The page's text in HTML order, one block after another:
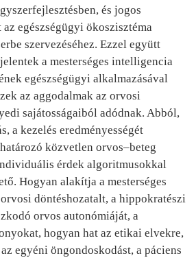
és jogos
egészségügyi ökoszisztéma
szervezéséhez. Ezzel együtt
a mesterséges intelligencia
egészségügyi alkalmazásával
az aggodalmak az orvosi
sajátosságaiból adódnak. Abból,
a kezelés eredményességét
közvetlen orvos–beteg
érdek algoritmusokkal
Hogyan alakítja a mesterséges
döntéshozatalt, a hippokratészi
orvos autonómiáját, a
hogyan hat az etikai elvekre,
egyéni öngondoskodást, a páciens